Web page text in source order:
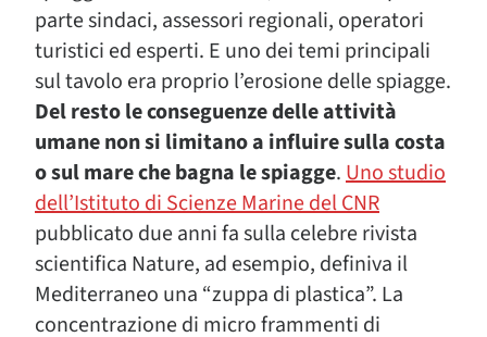
parte sindaci, assessori regionali, operatori
turistici ed esperti. E uno dei temi principali
sul tavolo era proprio l’erosione delle spiagge.
Del resto le conseguenze delle attività
umane non si limitano a influire sulla costa
o sul mare che bagna le spiagge.Uno studio
dell’Istituto di Scienze Marine del CNR
pubblicato due anni fa sulla celebre rivista
scientifica Nature, ad esempio, definiva il
Mediterraneo una “zuppa di plastica”. La
concentrazione di micro frammenti di